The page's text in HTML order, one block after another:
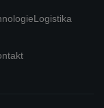
Logistika